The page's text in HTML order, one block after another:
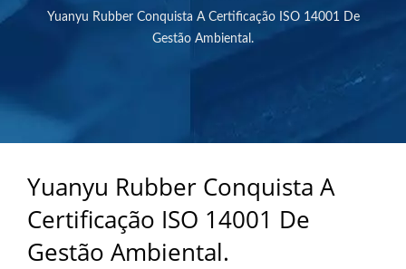
14001 DE GESTÃO
AMBIENTAL. | MAIS DE
EXPERIÊNCIA COMO
FABRICANTE DE
PRODUTOS DE
BORRACHA SOB
Yuanyu Rubber Conquista A Certificação ISO 14001 De
Gestão Ambiental.
Yuanyu Rubber Conquista A
Certificação ISO 14001 De
Gestão Ambiental.